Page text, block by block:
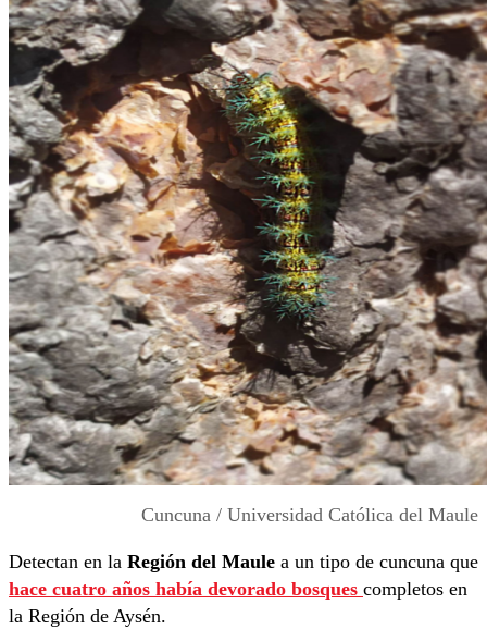
Cuncuna / Universidad Católica del Maule
Detectan en la Región del Maule a un tipo de cuncuna que
hace cuatro años había devorado bosques completos en
la Región de Aysén.